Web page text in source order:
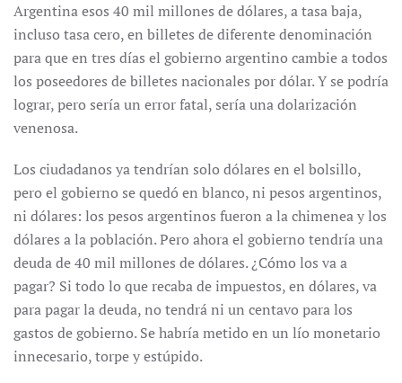
Argentina esos 40 mil millones de dólares, a tasa baja,
incluso tasa cero, en billetes de diferente denominación
para que en tres días el gobierno argentino cambie a todos
los poseedores de billetes nacionales por dólar. Y se podría
lograr, pero sería un error fatal, sería una dolarización
venenosa.
Los ciudadanos ya tendrían solo dólares en el bolsillo,
pero el gobierno se quedó en blanco, ni pesos argentinos,
ni dólares: los pesos argentinos fueron a la chimenea y los
dólares a la población. Pero ahora el gobierno tendría una
deuda de 40 mil millones de dólares. ¿Cómo los va a
pagar? Si todo lo que recaba de impuestos, en dólares, va
para pagar la deuda, no tendrá ni un centavo para los
gastos de gobierno. Se habría metido en un lío monetario
innecesario, torpe y estúpido.